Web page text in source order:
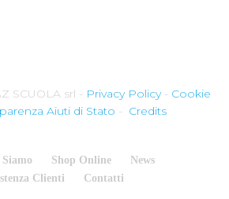
SCUOLA srl - Privacy Policy- Cookie
Aiuti di Stato - Credits
Shop Online
News
Clienti
Contatti